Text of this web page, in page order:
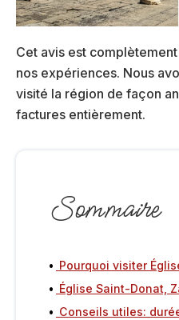
Cet avis est complètement
nos expériences. Nous
visité la région de façon
factures entièrement.
Sommaire
Pourquoi visiter
Église Saint-Donat,
Conseils utiles: